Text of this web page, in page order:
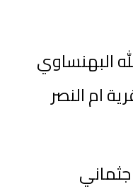
البهنساوي
ام النصر